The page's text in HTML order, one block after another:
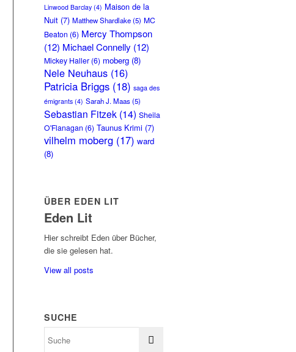
Linwood Barclay (4) Maison de la
Nuit (7) Matthew Shardlake(5) MC
Beaton (6) Mercy Thompson
(12) Michael Connelly (12)
Mickey Haller (6) moberg (8)
Nele Neuhaus (16)
Patricia Briggs (18) saga des
émigrants (4) Sarah J. Maas(5)
Sebastian Fitzek (14) Sheila
O'Flanagan (6) Taunus Krimi (7)
vilhelm moberg (17) ward
(8)
ÜBER EDEN LIT
Eden Lit
Hier schreibt Eden über Bücher,
die sie gelesen hat.
View all posts
SUCHE